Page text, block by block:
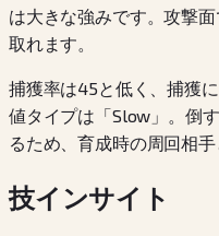
は大きな強みです。攻撃
取れます。
捕獲率は45と低く、捕獲
値タイプは「Slow」。倒
るため、育成時の周回相
技インサイト